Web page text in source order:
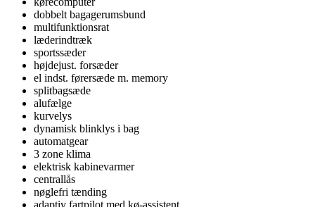
dobbelt bagagerumsbund
multifunktionsrat
læderindtræk
sportssæder
højdejust. forsæder
el indst. førersæde m. memory
splitbagsæde
alufælge
kurvelys
dynamisk blinklys i bag
automatgear
3 zone klima
elektrisk kabinevarmer
centrallås
nøglefri tænding